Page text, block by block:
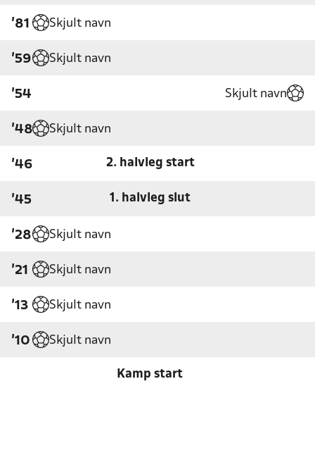
'81 Skjult navn
'59 Skjult navn
'54 Skjult navn
'48 Skjult navn
'46 2. halvleg start
'45 1. halvleg slut
'28 Skjult navn
'21 Skjult navn
'13 Skjult navn
'10 Skjult navn
Kamp start